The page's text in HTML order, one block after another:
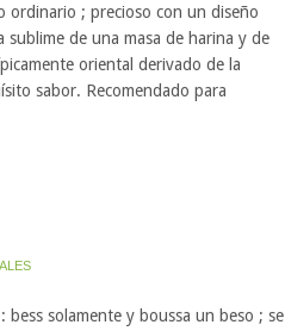
ordinario ; precioso con un diseño
sublime de una masa de harina y de
oriental derivado de la
sabor. Recomendado para
bess solamente y boussa un beso ; se